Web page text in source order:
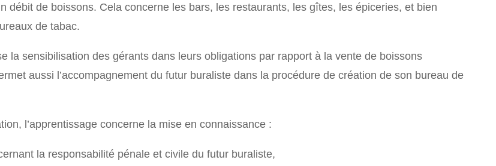
débit de boissons. Cela concerne les bars, les restaurants, les gîtes, les épiceries, et bien
de tabac.
la sensibilisation des gérants dans leurs obligations par rapport à la vente de boissons
aussi l’accompagnement du futur buraliste dans la procédure de création de son bureau de
l’apprentissage concerne la mise en connaissance :
la responsabilité pénale et civile du futur buraliste,